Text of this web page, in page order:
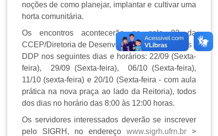
noções de como planejar, implantar e cultivar uma
horta comunitária.
Os encontros acontecerão na sala 02 da
CCEP/Diretoria de Desenvolvimento de Pessoas -
DDP nos seguintes dias e horários: 22/09 (Sexta-
feira), 29/09 (Sexta-feira), 06/10 (Sexta-feira),
11/10 (sexta-feira) e 20/10 (Sexta-feira - com aula
prática na nova praça ao lado da Reitoria), todos
dos dias no horário das 8:00 às 12:00 horas.
Os servidores interessados deverão se inscrever
pelo SIGRH, no endereço www.sigrh.ufrn.br >